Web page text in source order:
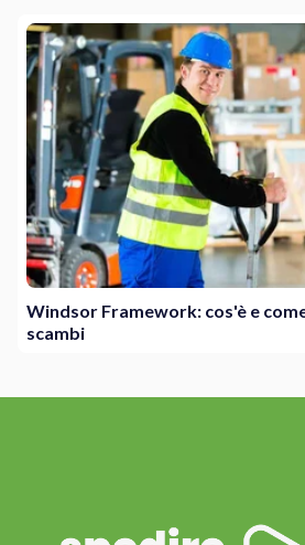
Windsor Framework: cos'è e
scambi